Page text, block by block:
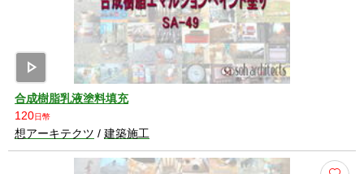
play_arrow
合成樹脂乳液塗料填充
120日幣
想アーキテクツ / 建築施工